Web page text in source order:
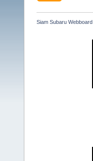
Siam Subaru Webboard